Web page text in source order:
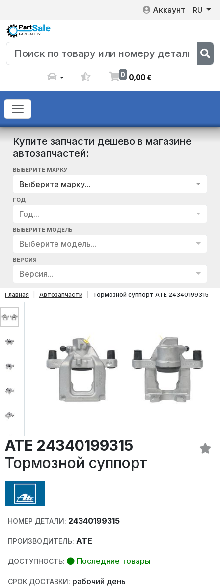
Аккаунт RU
0 0,00€
Купите запчасти дешево в магазине
автозапчастей:
ВЫБЕРИТЕ МАРКУ
Выберите марку...
ГОД
Год...
ВЫБЕРИТЕ МОДЕЛЬ
Выберите модель...
ВЕРСИЯ
Версия...
Главная Автозапчасти Тормозной суппорт ATE 24340199315
ATE 24340199315
Тормозной суппорт
НОМЕР ДЕТАЛИ: 24340199315
ПРОИЗВОДИТЕЛЬ: ATE
ДОСТУПНОСТЬ: Последние товары
СРОК ДОСТАВКИ: рабочий день